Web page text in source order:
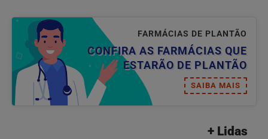
FARMÁCIAS DE PLANTÃO
CONFIRA AS FARMÁCIAS QUE
ESTARÃO DE PLANTÃO
SAIBA MAIS
+ Lidas